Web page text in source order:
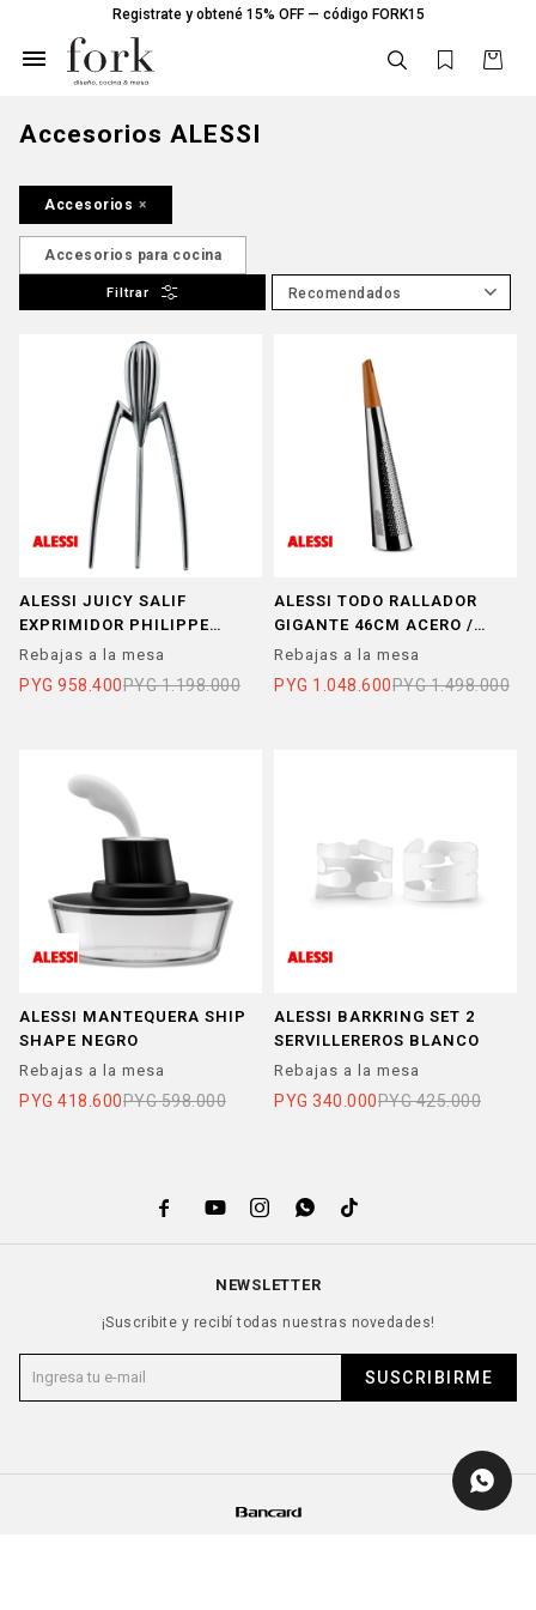
Registrate y obtené 15% OFF — código FORK15

Accesorios ALESSI
Accesorios
Accesorios para cocina
Recomendados
ALESSI JUICY SALIF
EXPRIMIDOR PHILIPPE
STARCK ALUMINIO
Rebajas a la mesa
PYG 958.400PYG 1.198.000
ALESSI TODO RALLADOR
GIGANTE 46CM ACERO /
MADERA
Rebajas a la mesa
PYG 1.048.600PYG 1.498.000
ALESSI MANTEQUERA SHIP
SHAPE NEGRO
Rebajas a la mesa
PYG 418.600PYG 598.000
ALESSI BARKRING SET 2
SERVILLEREROS BLANCO
Rebajas a la mesa
PYG 340.000PYG 425.000
    
NEWSLETTER
¡Suscribite y recibí todas nuestras novedades!
SUSCRIBIRME